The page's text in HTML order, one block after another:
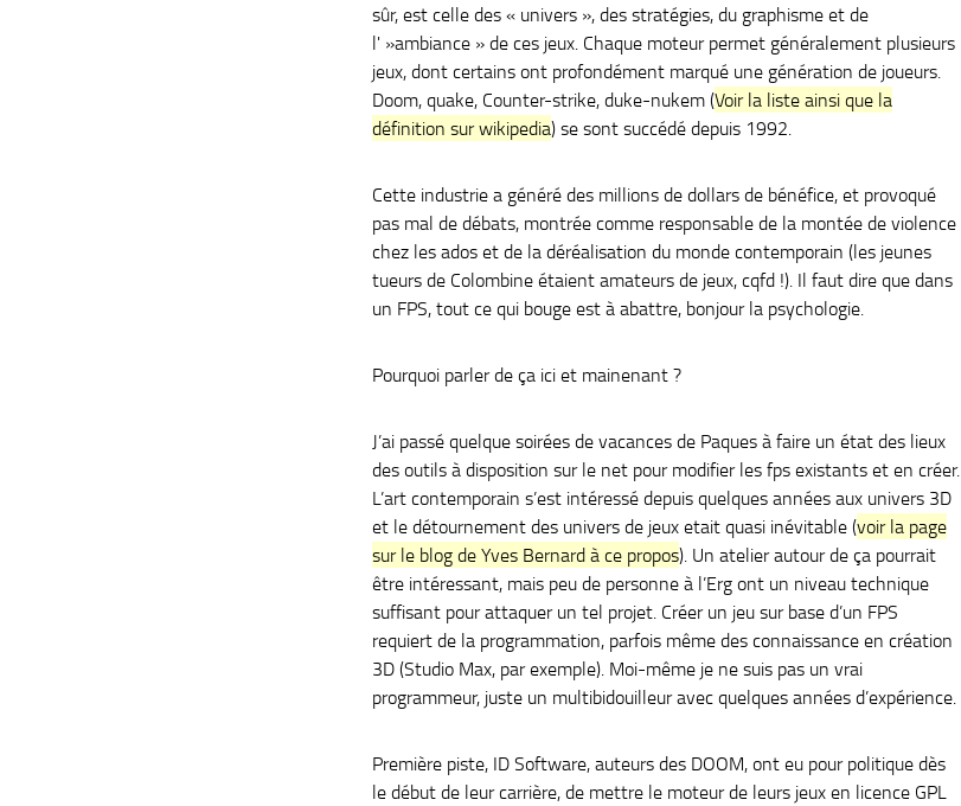
sûr, est celle des « univers », des stratégies, du graphisme et de
l' »ambiance » de ces jeux. Chaque moteur permet généralement plusieurs
jeux, dont certains ont profondément marqué une génération de joueurs.
Doom, quake, Counter-strike, duke-nukem (Voir la liste ainsi que la
définition sur wikipedia) se sont succédé depuis 1992.
Cette industrie a généré des millions de dollars de bénéfice, et provoqué
pas mal de débats, montrée comme responsable de la montée de violence
chez les ados et de la déréalisation du monde contemporain (les jeunes
tueurs de Colombine étaient amateurs de jeux, cqfd !). Il faut dire que dans
un FPS, tout ce qui bouge est à abattre, bonjour la psychologie.
Pourquoi parler de ça ici et mainenant ?
J’ai passé quelque soirées de vacances de Paques à faire un état des lieux
des outils à disposition sur le net pour modifier les fps existants et en créer.
L’art contemporain s’est intéressé depuis quelques années aux univers 3D
et le détournement des univers de jeux etait quasi inévitable (voir la page
sur le blog de Yves Bernard à ce propos). Un atelier autour de ça pourrait
être intéressant, mais peu de personne à l’Erg ont un niveau technique
suffisant pour attaquer un tel projet. Créer un jeu sur base d’un FPS
requiert de la programmation, parfois même des connaissance en création
3D (Studio Max, par exemple). Moi-même je ne suis pas un vrai
programmeur, juste un multibidouilleur avec quelques années d’expérience.
Première piste, ID Software, auteurs des DOOM, ont eu pour politique dès
le début de leur carrière, de mettre le moteur de leurs jeux en licence GPL